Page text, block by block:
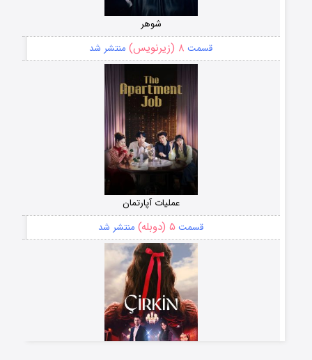
شوهر
قسمت ۸ (زیرنویس) منتشر شد
عملیات آپارتمان
قسمت ۵ (دوبله) منتشر شد